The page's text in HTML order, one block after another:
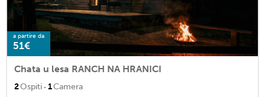
a partire da
51€
Chata u lesa RANCH NA HRANICI
2Ospiti · 1Camera